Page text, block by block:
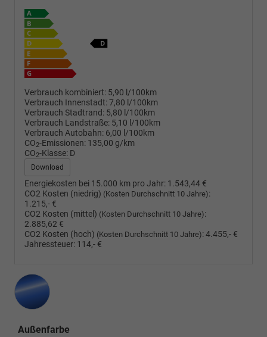
Verbrauch kombiniert: 5,90 l/100km
Verbrauch Innenstadt:7,80 l/100km
Verbrauch Stadtrand: 5,80 l/100km
Verbrauch Landstraße: 5,10 l/100km
Verbrauch Autobahn: 6,00 l/100km
CO2-Emissionen: 135,00 g/km
CO2-Klasse: D
Download
Energiekosten bei 15.000 km pro Jahr: 1.543,44 €
CO2 Kosten (niedrig) (Kosten Durchschnitt 10 Jahre):
1.215,- €
CO2 Kosten (mittel) (Kosten Durchschnitt 10 Jahre):
2.885,62 €
CO2 Kosten (hoch) (Kosten Durchschnitt 10 Jahre):4.455,- €
Jahressteuer: 114,- €
Außenfarbe